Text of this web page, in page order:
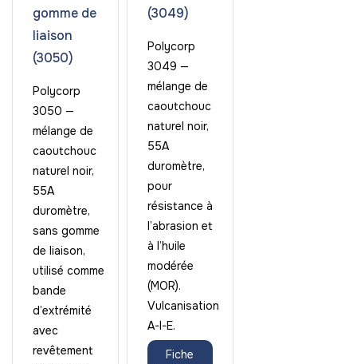
gomme de
liaison
(3050)
Polycorp
3050 —
mélange de
caoutchouc
naturel noir,
55A
duromètre,
sans gomme
de liaison,
utilisé comme
bande
d’extrémité
avec
revêtement
(3049)
Polycorp
3049 —
mélange de
caoutchouc
naturel noir,
55A
duromètre,
pour
résistance à
l’abrasion et
à l’huile
modérée
(MOR).
Vulcanisation
A-I-E.
Fiche